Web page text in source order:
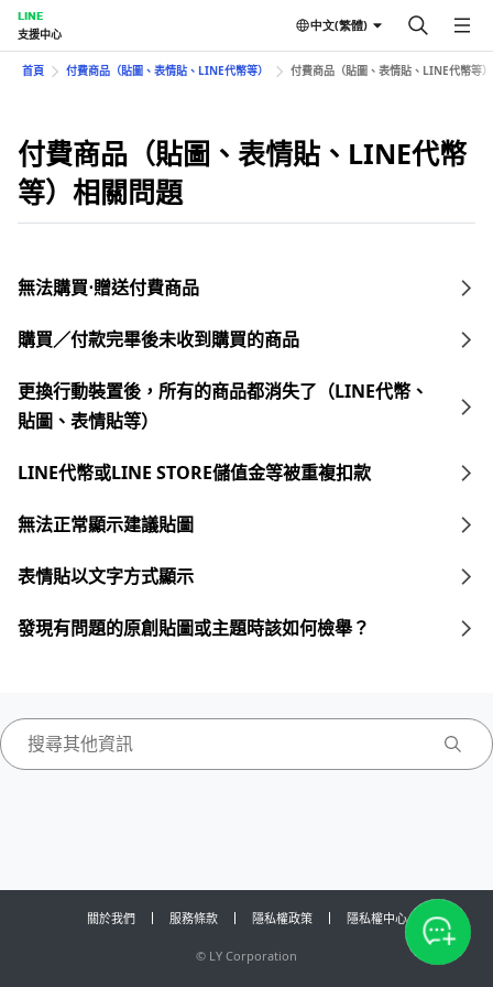
LINE
支援中心
中文(繁體)
首頁 付費商品（貼圖、表情貼、LINE代幣等） 付費商品（貼圖、表情貼、LINE代幣等
付費商品（貼圖、表情貼、LINE代幣
等）相關問題
無法購買⋅贈送付費商品
購買／付款完畢後未收到購買的商品
更換行動裝置後，所有的商品都消失了（LINE代幣、
貼圖、表情貼等）
LINE代幣或LINE STORE儲值金等被重複扣款
無法正常顯示建議貼圖
表情貼以文字方式顯示
發現有問題的原創貼圖或主題時該如何檢舉？
關於我們 服務條款 隱私權政策 隱私權中心
© LY Corporation